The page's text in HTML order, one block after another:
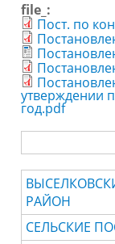
file_:
Пост. по
утверждении
год.pdf
Поиск
РАЙОН
СЕЛЬСКИЕ